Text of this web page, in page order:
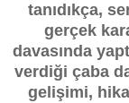
tanıdıkça,
gerçek
davasında
verdiği çaba
gelişimi,